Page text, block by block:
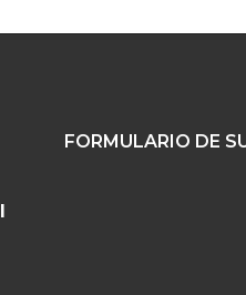
FORMULARIO DE